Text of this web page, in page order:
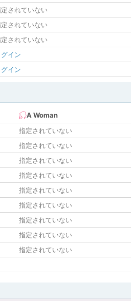
されていない
されていない
されていない
グイン
グイン
A Woman
指定されていない
指定されていない
指定されていない
指定されていない
指定されていない
指定されていない
指定されていない
指定されていない
指定されていない